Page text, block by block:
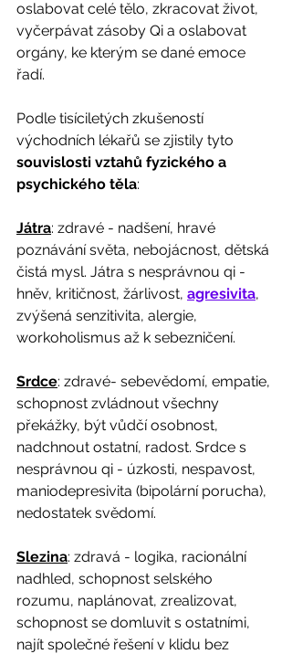
oslabovat celé tělo, zkracovat život,
vyčerpávat zásoby Qi a oslabovat
orgány, ke kterým se dané emoce
řadí.
Podle tisíciletých zkušeností
východních lékařů se zjistily tyto
souvislosti vztahů fyzického a
psychického těla:
Játra: zdravé - nadšení, hravé
poznávání světa, nebojácnost, dětská
čistá mysl. Játra s nesprávnou qi -
hněv, kritičnost, žárlivost, agresivita,
zvýšená senzitivita, alergie,
workoholismus až k sebezničení.
Srdce: zdravé- sebevědomí, empatie,
schopnost zvládnout všechny
překážky, být vůdčí osobnost,
nadchnout ostatní, radost. Srdce s
nesprávnou qi - úzkosti, nespavost,
maniodepresivita (bipolární porucha),
nedostatek svědomí.
Slezina: zdravá - logika, racionální
nadhled, schopnost selského
rozumu, naplánovat, zrealizovat,
schopnost se domluvit s ostatními,
najít společné řešení v klidu bez